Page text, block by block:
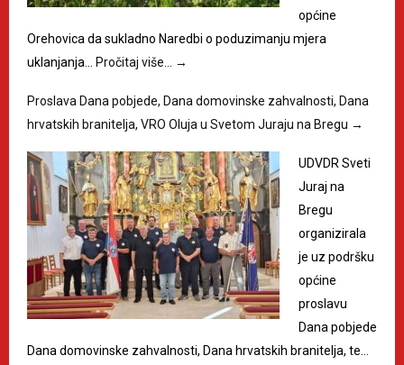
općine
Orehovica da sukladno Naredbi o poduzimanju mjera
uklanjanja… Pročitaj više… →
Proslava Dana pobjede, Dana domovinske zahvalnosti, Dana
hrvatskih branitelja, VRO Oluja u Svetom Juraju na Bregu →
UDVDR Sveti
Juraj na
Bregu
organizirala
je uz podršku
općine
proslavu
Dana pobjede
Dana domovinske zahvalnosti, Dana hrvatskih branitelja, te…